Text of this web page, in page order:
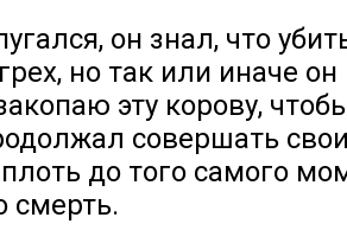
он знал, что
но так или иначе
эту корову,
совершать
до того самого
смерть.